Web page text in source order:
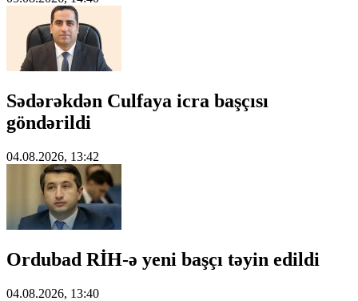
Sədərəkdən Culfaya icra başçısı
göndərildi
04.08.2026, 13:42
Ordubad RİH-ə yeni başçı təyin edildi
04.08.2026, 13:40